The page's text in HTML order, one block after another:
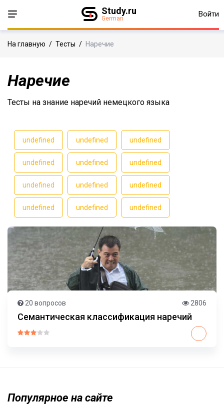
Study.ru
German Войти
На главную / Тесты / Наречие
Наречие
Тесты на знание наречий немецкого языка
undefined undefined undefined
undefined undefined undefined
undefined undefined undefined
undefined undefined undefined
20 вопросов 2806
Семантическая классификация наречий
Популярное на сайте